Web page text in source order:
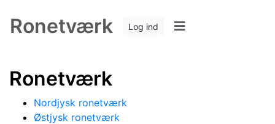
Ronetværk Log ind
Ronetværk
Nordjysk ronetværk
Østjysk ronetværk